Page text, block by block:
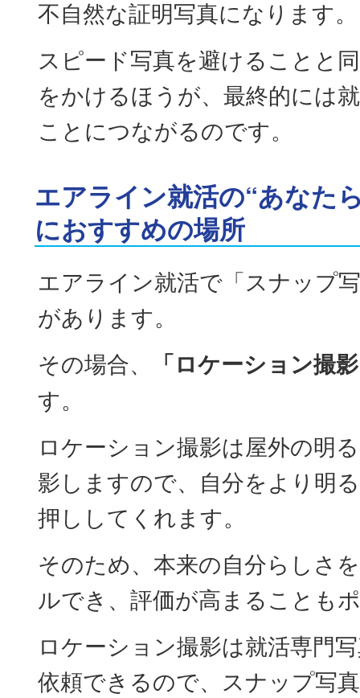
不自然な証明写真になります。
スピード写真を避けることと
をかけるほうが、最終的には
ことにつながるのです。
エアライン就活の“あなた
におすすめの場所
エアライン就活で「スナップ
があります。
その場合、
「ロケーション撮
す。
ロケーション撮影は屋外の明
影しますので、自分をより明
押ししてくれます。
そのため、本来の自分らしさ
ルでき、評価が高まることも
ロケーション撮影は就活専門
依頼できるので、スナップ写